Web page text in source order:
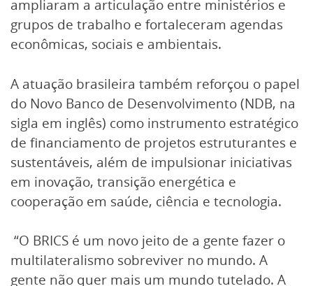
ampliaram a articulação entre ministérios e
grupos de trabalho e fortaleceram agendas
econômicas, sociais e ambientais.
A atuação brasileira também reforçou o papel
do Novo Banco de Desenvolvimento (NDB, na
sigla em inglês) como instrumento estratégico
de financiamento de projetos estruturantes e
sustentáveis, além de impulsionar iniciativas
em inovação, transição energética e
cooperação em saúde, ciência e tecnologia.
“O BRICS é um novo jeito de a gente fazer o
multilateralismo sobreviver no mundo. A
gente não quer mais um mundo tutelado. A